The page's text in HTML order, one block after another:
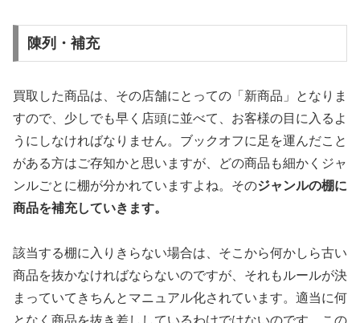
陳列・補充
買取した商品は、その店舗にとっての「新商品」となりま
すので、少しでも早く店頭に並べて、お客様の目に入るよ
うにしなければなりません。ブックオフに足を運んだこと
がある方はご存知かと思いますが、どの商品も細かくジャ
ンルごとに棚が分かれていますよね。そのジャンルの棚に
商品を補充していきます。
該当する棚に入りきらない場合は、そこから何かしら古い
商品を抜かなければならないのですが、それもルールが決
まっていてきちんとマニュアル化されています。適当に何